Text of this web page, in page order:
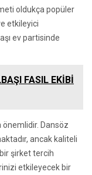
oldukça popüler
etkileyici
ev partisinde
FASIL EKİBİ
Dansöz
ancak kaliteli
şirket tercih
etkileyecek bir